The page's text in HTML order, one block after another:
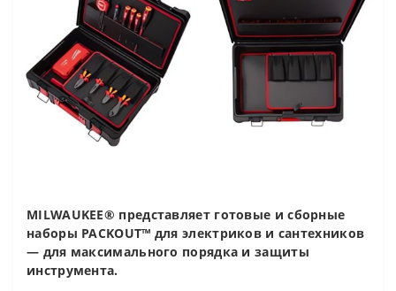
MILWAUKEE® представляет готовые и сборные
наборы PACKOUT™ для электриков и сантехников
— для максимального порядка и защиты
инструмента.